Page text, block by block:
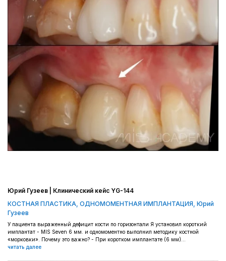
Юрий Гузеев | Клинический кейс YG-144
КОСТНАЯ ПЛАСТИКА, ОДНОМОМЕНТНАЯ ИМПЛАНТАЦИЯ, Юрий
Гузеев
У пациента выраженный дефицит кости по горизонтали Я установил короткий
имплантат - MIS Seven 6 мм. и одномоментно выполнил методику костной
«морковки». Почему это важно? - При коротком имплантате (6 мм)...
читать далее